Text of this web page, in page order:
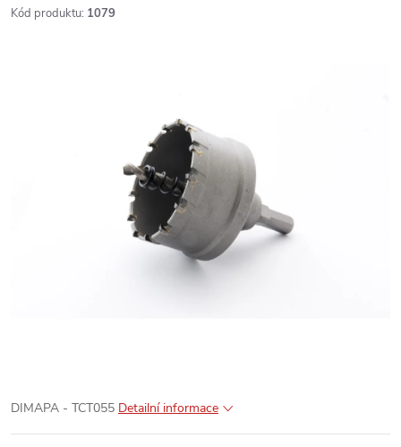
Kód produktu: 1079
DIMAPA - TCT055 Detailní informace